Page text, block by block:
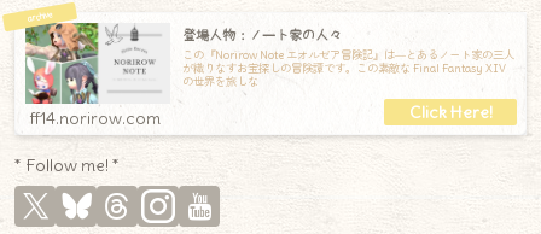
登場人物：ノート家の人々
この『Norirow Note エオルゼア冒険記』は―とあるノート家の三人
が織りなすお宝探しの冒険譚です。この素敵な Final Fantasy XIV
の世界を旅しな
ff14.norirow.com
* Follow me! *